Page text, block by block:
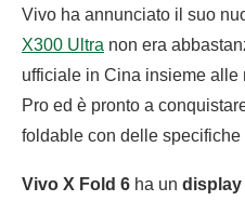
Vivo ha annunciato il suo
X300 Ultra non era
ufficiale in Cina insieme alle
Pro ed è pronto a
foldable con delle specifiche
Vivo X Fold 6 ha un display